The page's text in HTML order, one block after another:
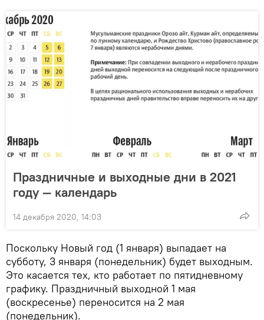
Праздничные и выходные дни в 2021
году — календарь
14 декабря 2020, 14:03
Поскольку Новый год (1 января) выпадает на
субботу, 3 января (понедельник) будет выходным.
Это касается тех, кто работает по пятидневному
графику. Праздничный выходной 1 мая
(воскресенье) переносится на 2 мая
(понедельник).